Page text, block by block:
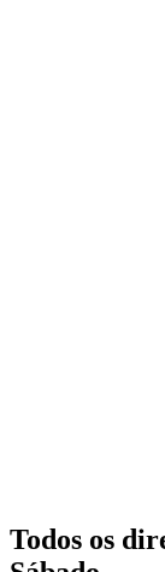
Todos os